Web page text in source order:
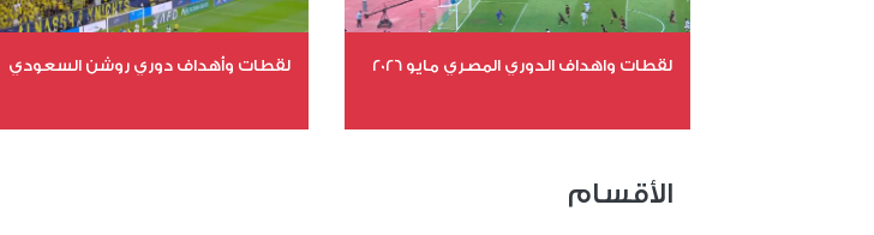
لقطات واهداف الدوري المصري مايو 2026 لقطات وأهداف دوري روشن السعودي
الأقسام